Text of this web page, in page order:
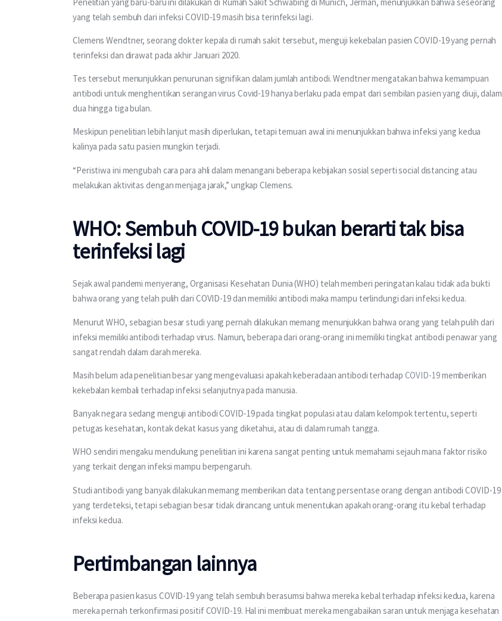
yang telah sembuh dari infeksi COVID-19 masih bisa terinfeksi lagi.
Clemens Wendtner, seorang dokter kepala di rumah sakit tersebut, menguji kekebalan pasien COVID-19 yang pernah
terinfeksi dan dirawat pada akhir Januari 2020.
Tes tersebut menunjukkan penurunan signifikan dalam jumlah antibodi. Wendtner mengatakan bahwa kemampuan
antibodi untuk menghentikan serangan virus Covid-19 hanya berlaku pada empat dari sembilan pasien yang diuji, dalam
dua hingga tiga bulan.
Meskipun penelitian lebih lanjut masih diperlukan, tetapi temuan awal ini menunjukkan bahwa infeksi yang kedua
kalinya pada satu pasien mungkin terjadi.
“Peristiwa ini mengubah cara para ahli dalam menangani beberapa kebijakan sosial seperti social distancing atau
melakukan aktivitas dengan menjaga jarak,” ungkap Clemens.
WHO: Sembuh COVID-19 bukan berarti tak bisa
terinfeksi lagi
Sejak awal pandemi menyerang, Organisasi Kesehatan Dunia (WHO) telah memberi peringatan kalau tidak ada bukti
bahwa orang yang telah pulih dari COVID-19 dan memiliki antibodi maka mampu terlindungi dari infeksi kedua.
Menurut WHO, sebagian besar studi yang pernah dilakukan memang menunjukkan bahwa orang yang telah pulih dari
infeksi memiliki antibodi terhadap virus. Namun, beberapa dari orang-orang ini memiliki tingkat antibodi penawar yang
sangat rendah dalam darah mereka.
Masih belum ada penelitian besar yang mengevaluasi apakah keberadaan antibodi terhadap COVID-19 memberikan
kekebalan kembali terhadap infeksi selanjutnya pada manusia.
Banyak negara sedang menguji antibodi COVID-19 pada tingkat populasi atau dalam kelompok tertentu, seperti
petugas kesehatan, kontak dekat kasus yang diketahui, atau di dalam rumah tangga.
WHO sendiri mengaku mendukung penelitian ini karena sangat penting untuk memahami sejauh mana faktor risiko
yang terkait dengan infeksi mampu berpengaruh.
Studi antibodi yang banyak dilakukan memang memberikan data tentang persentase orang dengan antibodi COVID-19
yang terdeteksi, tetapi sebagian besar tidak dirancang untuk menentukan apakah orang-orang itu kebal terhadap
infeksi kedua.
Pertimbangan lainnya
Beberapa pasien kasus COVID-19 yang telah sembuh berasumsi bahwa mereka kebal terhadap infeksi kedua, karena
mereka pernah terkonfirmasi positif COVID-19. Hal ini membuat mereka mengabaikan saran untuk menjaga kesehatan